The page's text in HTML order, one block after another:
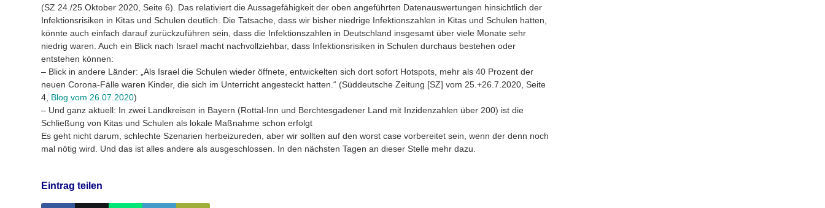
(SZ 24./25.Oktober 2020, Seite 6). Das relativiert die Aussagefähigkeit der oben angeführten Datenauswertungen hinsichtlich der
Infektionsrisiken in Kitas und Schulen deutlich. Die Tatsache, dass wir bisher niedrige Infektionszahlen in Kitas und Schulen hatten,
könnte auch einfach darauf zurückzuführen sein, dass die Infektionszahlen in Deutschland insgesamt über viele Monate sehr
niedrig waren. Auch ein Blick nach Israel macht nachvollziehbar, dass Infektionsrisiken in Schulen durchaus bestehen oder
entstehen können:
– Blick in andere Länder: „Als Israel die Schulen wieder öffnete, entwickelten sich dort sofort Hotspots, mehr als 40 Prozent der
neuen Corona-Fälle waren Kinder, die sich im Unterricht angesteckt hatten.“ (Süddeutsche Zeitung [SZ] vom 25.+26.7.2020, Seite
4, Blog vom 26.07.2020)
– Und ganz aktuell: In zwei Landkreisen in Bayern (Rottal-Inn und Berchtesgadener Land mit Inzidenzahlen über 200) ist die
Schließung von Kitas und Schulen als lokale Maßnahme schon erfolgt
Es geht nicht darum, schlechte Szenarien herbeizureden, aber wir sollten auf den worst case vorbereitet sein, wenn der denn noch
mal nötig wird. Und das ist alles andere als ausgeschlossen. In den nächsten Tagen an dieser Stelle mehr dazu.
Eintrag teilen